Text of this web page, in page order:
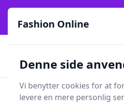
Fashion Online - Din genvej til stil,
online siden 2017
Lynhurtig levering ⭐⭐⭐⭐⭐✨
Fashion Online
Denne side
Vi benytter cookies for at
levere en mere personlig